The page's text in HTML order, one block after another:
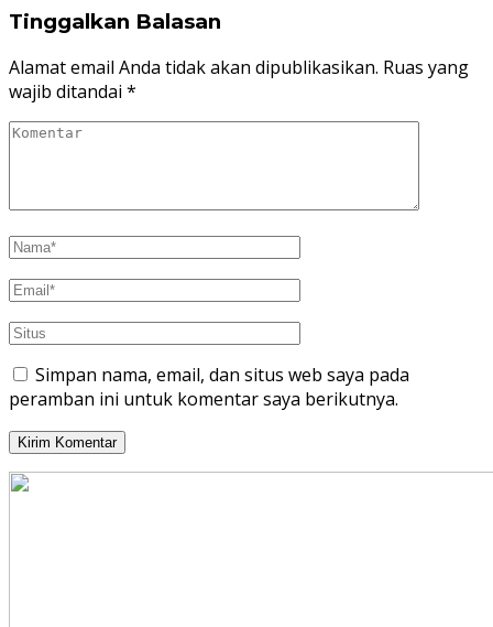
Tinggalkan Balasan
Alamat email Anda tidak akan dipublikasikan. Ruas yang
wajib ditandai *
Simpan nama, email, dan situs web saya pada
peramban ini untuk komentar saya berikutnya.